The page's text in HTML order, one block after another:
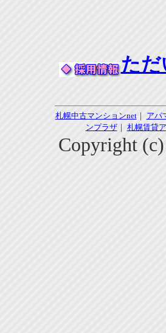
ただ
札幌中古マンションnet｜ アパ
ンプラザ｜ 札幌賃貸
Copyright